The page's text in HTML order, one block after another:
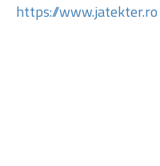
https://www.jatekter.ro